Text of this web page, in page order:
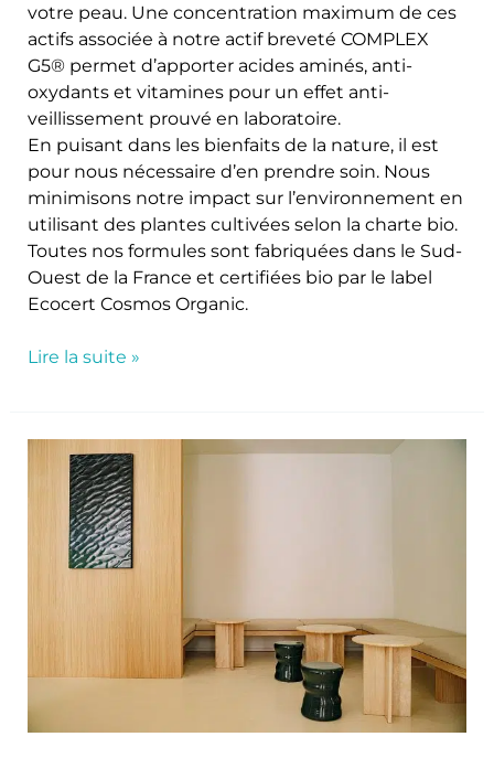
votre peau. Une concentration maximum de ces
actifs associée à notre actif breveté COMPLEX
G5® permet d’apporter acides aminés, anti-
oxydants et vitamines pour un effet anti-
veillissement prouvé en laboratoire.
En puisant dans les bienfaits de la nature, il est
pour nous nécessaire d’en prendre soin. Nous
minimisons notre impact sur l’environnement en
utilisant des plantes cultivées selon la charte bio.
Toutes nos formules sont fabriquées dans le Sud-
Ouest de la France et certifiées bio par le label
Ecocert Cosmos Organic.
Lire la suite »
Alaena
Paris,
approche